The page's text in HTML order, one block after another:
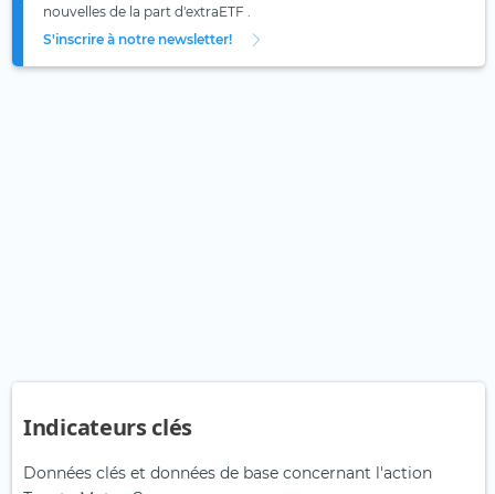
nouvelles de la part d'extraETF .
S'inscrire à notre newsletter!
Indicateurs clés
Données clés et données de base concernant l'action